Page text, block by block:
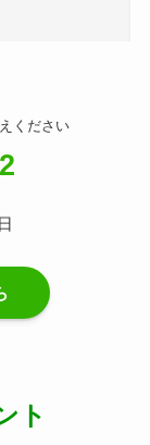
ください
ト